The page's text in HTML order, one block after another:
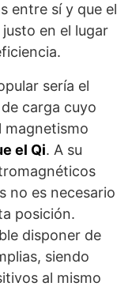
entre sí y que el
en el lugar
sería el
carga cuyo
magnetismo
el Qi. A su
no es necesario
posición.
disponer de
siendo
al mismo